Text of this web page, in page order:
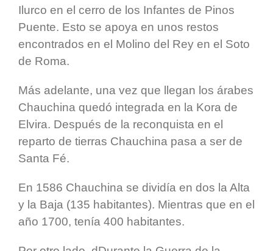
Ilurco en el cerro de los Infantes de Pinos
Puente. Esto se apoya en unos restos
encontrados en el Molino del Rey en el Soto
de Roma.
Más adelante, una vez que llegan los árabes
Chauchina quedó integrada en la Kora de
Elvira. Después de la reconquista en el
reparto de tierras Chauchina pasa a ser de
Santa Fé.
En 1586 Chauchina se dividía en dos la Alta
y la Baja (135 habitantes). Mientras que en el
año 1700, tenía 400 habitantes.